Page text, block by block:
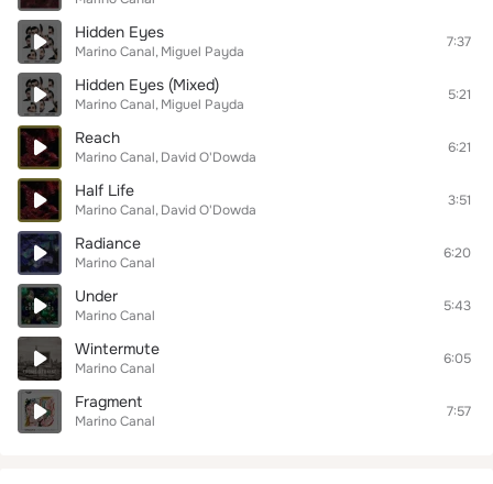
Hidden Eyes
Marino Canal Miguel Payda
7:37
Hidden Eyes (Mixed)
Marino Canal Miguel Payda
5:21
Reach
Marino Canal David O'Dowda
6:21
Half Life
Marino Canal David O'Dowda
3:51
Radiance
Marino Canal
6:20
Under
Marino Canal
5:43
Wintermute
Marino Canal
6:05
Fragment
Marino Canal
7:57